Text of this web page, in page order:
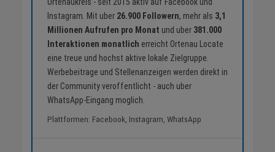
Ortenaukreis - seit 2015 aktiv auf Facebook und
Instagram. Mit uber 26.900 Followern, mehr als 3,1
Millionen Aufrufen pro Monat und uber 381.000
Interaktionen monatlich erreicht Ortenau Locate
eine treue und hochst aktive lokale Zielgruppe.
Werbebeitrage und Stellenanzeigen werden direkt in
der Community veroffentlicht - auch uber
WhatsApp-Eingang moglich.
Plattformen: Facebook, Instagram, WhatsApp